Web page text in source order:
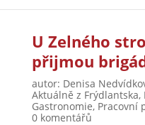
U Zelného
přijmou
autor: Denisa
Aktuálně z Frýdlantska,
Gastronomie, Pracovní
0 komentářů